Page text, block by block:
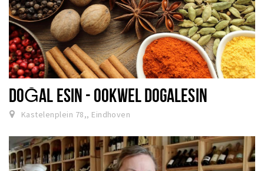
DOĞAL ESIN - OOKWEL DOGALESIN
Kastelenplein 78,, Eindhoven